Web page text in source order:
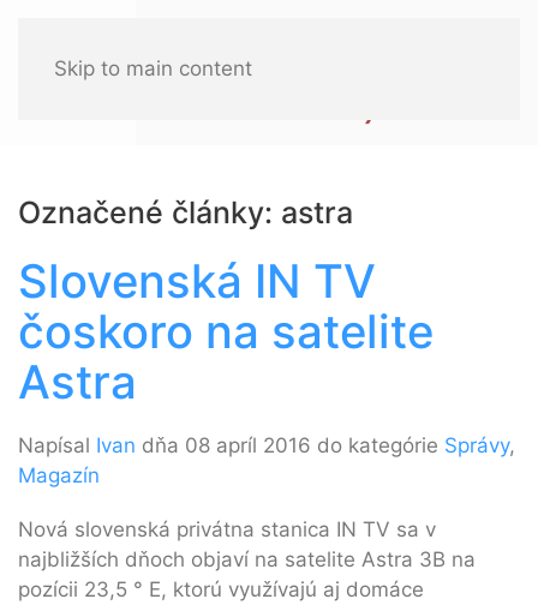
Skip to main content
Označené články: astra
Slovenská IN TV
čoskoro na satelite
Astra
Napísal Ivan dňa 08 apríl 2016 do kategórie Správy,
Magazín
Nová slovenská privátna stanica IN TV sa v
najbližších dňoch objaví na satelite Astra 3B na
pozícii 23,5 ° E, ktorú využívajú aj domáce